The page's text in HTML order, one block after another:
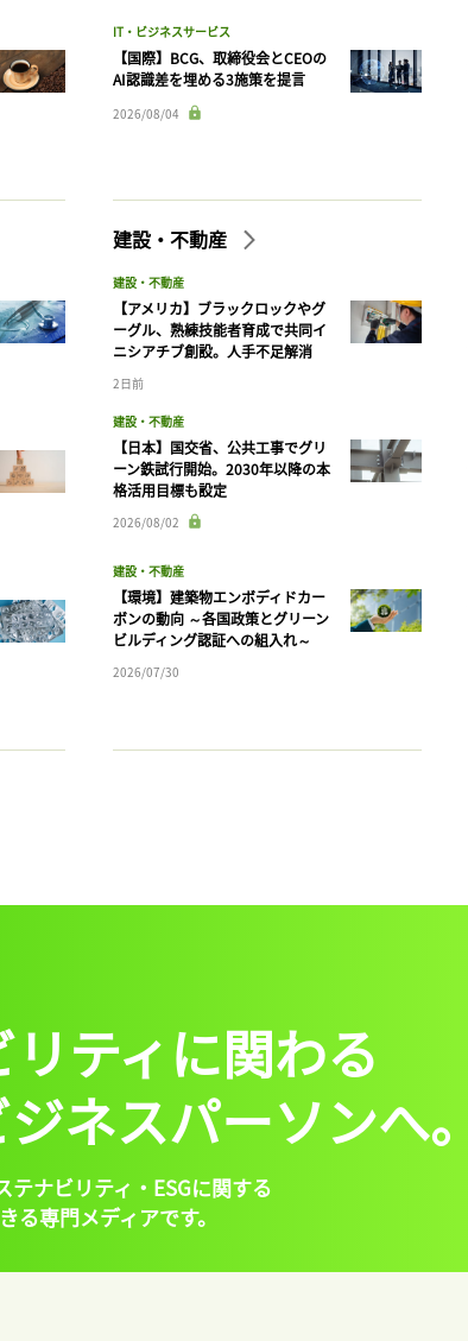
IT・ビジネスサービス
【国際】BCG、取締役会とCEOの
AI認識差を埋める3施策を提言
2026/08/04
建設・不動産
建設・不動産
【アメリカ】ブラックロックやグ
ーグル、熟練技能者育成で共同イ
ニシアチブ創設。人手不足解消
2日前
建設・不動産
【日本】国交省、公共工事でグリ
ーン鉄試行開始。2030年以降の本
格活用目標も設定
2026/08/02
建設・不動産
【環境】建築物エンボディドカー
ボンの動向 ～各国政策とグリーン
ビルディング認証への組入れ～
2026/07/30
ティに関わる
ネスパーソンへ。
テナビリティ・ESGに関する
る専門メディアです。